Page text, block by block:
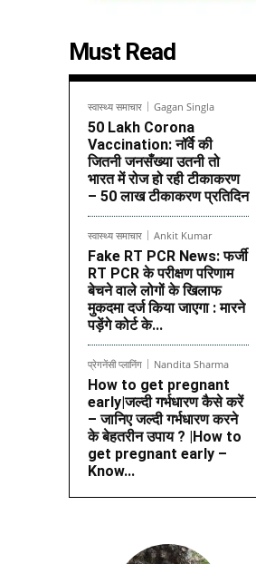
Must Read
स्वास्थ्य समाचार Gagan Singla
50 Lakh Corona
Vaccination: नॉर्वे की
जितनी जनसँख्या उतनी तो
भारत में रोज हो रही टीकाकरण
– 50 लाख टीकाकरण प्रतिदिन
स्वास्थ्य समाचार Ankit Kumar
Fake RT PCR News: फर्जी
RT PCR के परीक्षण परिणाम
बेचने वाले लोगों के खिलाफ
मुकदमा दर्ज किया जाएगा : मारने
पड़ेंगे कोर्ट के...
प्रेगनेंसी प्लानिंग Nandita Sharma
How to get pregnant
early|जल्दी गर्भधारण कैसे करें
– जानिए जल्दी गर्भधारण करने
के बेहतरीन उपाय ? |How to
get pregnant early –
Know...